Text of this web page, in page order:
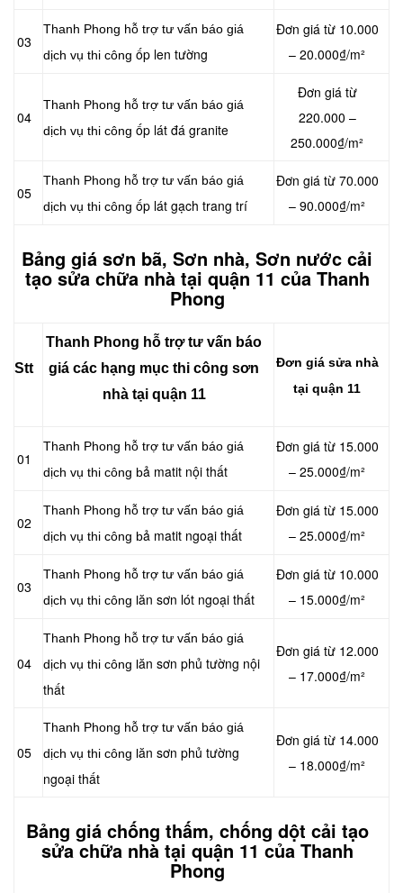
03
Thanh Phong hỗ trợ tư vấn báo giá
dịch vụ thi công ốp len tường
Đơn giá từ 10.000
– 20.000₫/m²
04
Thanh Phong hỗ trợ tư vấn báo giá
dịch vụ thi công ốp lát đá granite
Đơn giá từ
220.000 –
250.000₫/m²
05
Thanh Phong hỗ trợ tư vấn báo giá
dịch vụ thi công ốp lát gạch trang trí
Đơn giá từ 70.000
– 90.000₫/m²
Bảng giá sơn bã, Sơn nhà, Sơn nước cải
tạo sửa chữa nhà tại quận 11 của Thanh
Phong
Stt
Thanh Phong hỗ trợ tư vấn báo
giá các hạng mục thi công sơn
nhà tại quận 11
Đơn giá sửa nhà
tại quận 11
01
Thanh Phong hỗ trợ tư vấn báo giá
dịch vụ thi công bả matit nội thất
Đơn giá từ 15.000
– 25.000₫/m²
02
Thanh Phong hỗ trợ tư vấn báo giá
dịch vụ thi công bả matit ngoại thất
Đơn giá từ 15.000
– 25.000₫/m²
03
Thanh Phong hỗ trợ tư vấn báo giá
dịch vụ thi công lăn sơn lót ngoại thất
Đơn giá từ 10.000
– 15.000₫/m²
04
Thanh Phong hỗ trợ tư vấn báo giá
dịch vụ thi công lăn sơn phủ tường nội
thất
Đơn giá từ 12.000
– 17.000₫/m²
05
Thanh Phong hỗ trợ tư vấn báo giá
dịch vụ thi công lăn sơn phủ tường
ngoại thất
Đơn giá từ 14.000
– 18.000₫/m²
Bảng giá chống thấm, chống dột cải tạo
sửa chữa nhà tại quận 11 của Thanh
Phong